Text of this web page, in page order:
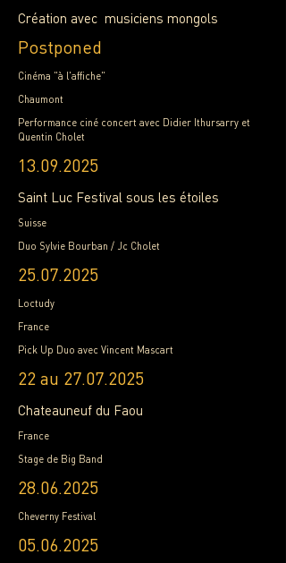
Création avec musiciens mongols
Postponed
Cinéma "à l'affiche"
Chaumont
Performance ciné concert avec Didier Ithursarry et
Quentin Cholet
13.09.2025
Saint Luc Festival sous les étoiles
Suisse
Duo Sylvie Bourban / Jc Cholet
25.07.2025
Loctudy
France
Pick Up Duo avec Vincent Mascart
22 au 27.07.2025
Chateauneuf du Faou
France
Stage de Big Band
28.06.2025
Cheverny Festival
05.06.2025